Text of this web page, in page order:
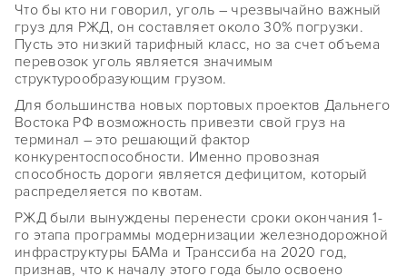
Что бы кто ни говорил, уголь – чрезвычайно важный
груз для РЖД, он составляет около 30% погрузки.
Пусть это низкий тарифный класс, но за счет объема
перевозок уголь является значимым
структурообразующим грузом.
Для большинства новых портовых проектов Дальнего
Востока РФ возможность привезти свой груз на
терминал – это решающий фактор
конкурентоспособности. Именно провозная
способность дороги является дефицитом, который
распределяется по квотам.
РЖД были вынуждены перенести сроки окончания 1-
го этапа программы модернизации железнодорожной
инфраструктуры БАМа и Транссиба на 2020 год,
признав, что к началу этого года было освоено